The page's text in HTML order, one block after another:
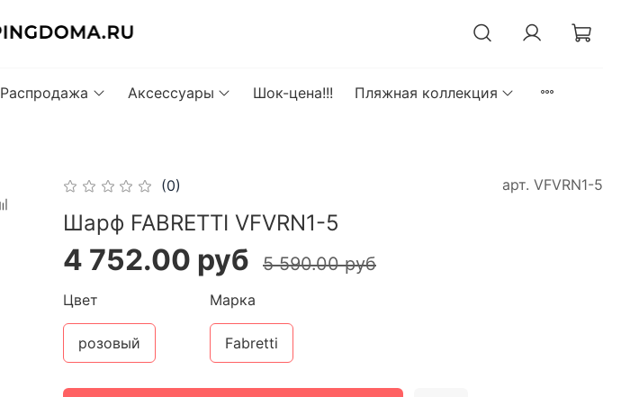
Распродажа Аксессуары Шок-цена!!! Пляжная коллекция
(0) арт. VFVRN1-5
Шарф FABRETTI VFVRN1-5
4 752.00 руб 5 590.00 руб
Цвет
розовый
Марка
Fabretti